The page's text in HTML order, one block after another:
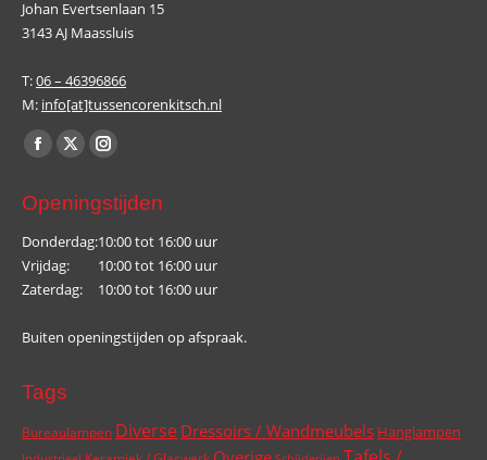
Johan Evertsenlaan 15
3143 AJ Maassluis
T:06 – 46396866
M: info[at]tussencorenkitsch.nl
Vind ons op:
Facebook
opens
in
new
window
X
opens
in
new
window
Instagram
opens
in
new
window
Openingstijden
Donderdag:10:00 tot 16:00 uur
Vrijdag:
10:00 tot 16:00 uur
Zaterdag:
10:00 tot 16:00 uur
Buiten openingstijden op afspraak.
Tags
Bureaulampen Diverse Dressoirs / Wandmeubels Hanglampen